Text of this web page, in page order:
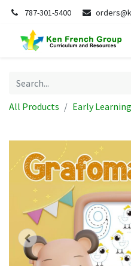
787-301-5400
All Products Early